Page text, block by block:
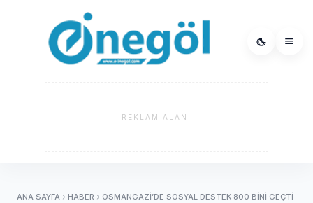
REKLAM ALANI
ANA SAYFA HABER OSMANGAZI’DE SOSYAL DESTEK 800 BINI GEÇTI